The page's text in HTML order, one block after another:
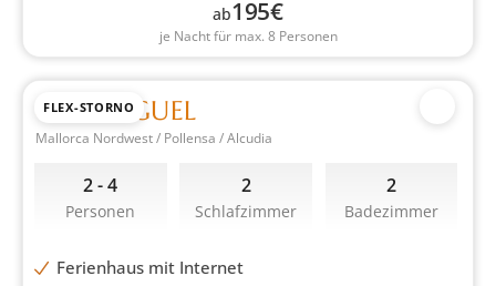
ab195€
je Nacht für max. 8 Personen
FLEX-STORNO
CASA FIGUEL
Mallorca Nordwest / Pollensa / Alcudia
2 - 4
Personen
2
Schlafzimmer
2
Badezimmer
Ferienhaus mit Internet